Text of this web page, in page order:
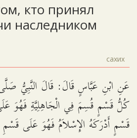
кто принял
наследником
сахих
عَنِ ابْنِ عَبَّاسٍ قَالَ: قَالَ النَّبِيُّ
كُلُّ قَسْمٍ قُسِمَ فِي الْجَاهِلِيَّةِ فَهُوَ
قَسْمٍ أَدْرَكَهُ الإِسْلاَمُ فَهُوَ عَلَى قَسْمِ